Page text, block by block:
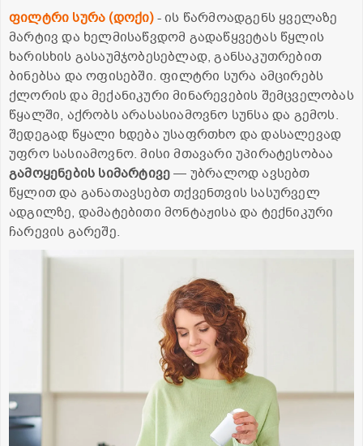
ფილტრი სურა (დოქი)- ის წარმოადგენს ყველაზე
მარტივ და ხელმისაწვდომ გადაწყვეტას წყლის
ხარისხის გასაუმჯობესებლად, განსაკუთრებით
ბინებსა და ოფისებში. ფილტრი სურა ამცირებს
ქლორის და მექანიკური მინარევების შემცველობას
წყალში, აქრობს არასასიამოვნო სუნსა და გემოს.
შედეგად წყალი ხდება უსაფრთხო და დასალევად
უფრო სასიამოვნო. მისი მთავარი უპირატესობაა
გამოყენების სიმარტივე— უბრალოდ ავსებთ
წყლით და განათავსებთ თქვენთვის სასურველ
ადგილზე, დამატებითი მონტაჟისა და ტექნიკური
ჩარევის გარეშე.